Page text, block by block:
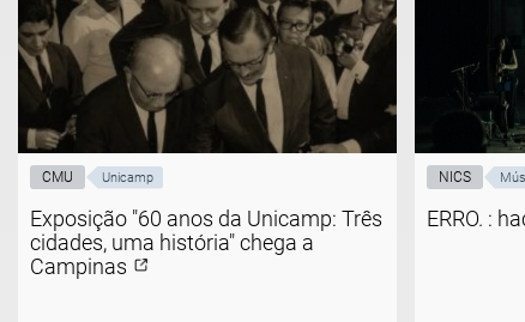
CMU Unicamp
Exposição "60 anos da Unicamp: Três
cidades, uma história" chega a
Campinas
NICS
ERRO. :